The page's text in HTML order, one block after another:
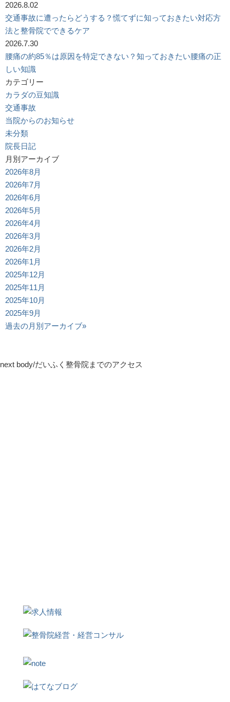
2026.8.02
交通事故に遭ったらどうする？慌てずに知っておきたい対応方
法と整骨院でできるケア
2026.7.30
腰痛の約85％は原因を特定できない？知っておきたい腰痛の正
しい知識
カテゴリー
カラダの豆知識
交通事故
当院からのお知らせ
未分類
院長日記
月別アーカイブ
2026年8月
2026年7月
2026年6月
2026年5月
2026年4月
2026年3月
2026年2月
2026年1月
2025年12月
2025年11月
2025年10月
2025年9月
過去の月別アーカイブ»
next body/だいふく整骨院までのアクセス